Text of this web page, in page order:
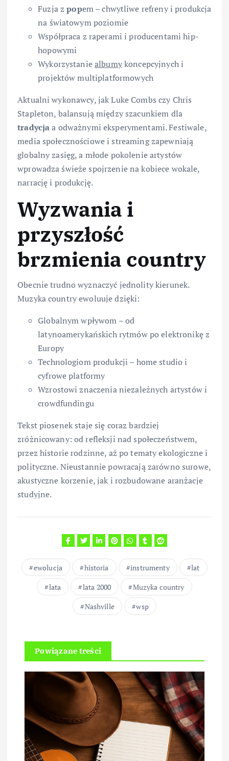
Fuzja zpopem – chwytliwe refreny i produkcja
na światowym poziomie
Współpraca z raperami i producentami hip-
hopowymi
Wykorzystaniealbumykoncepcyjnych i
projektów multiplatformowych
Aktualni wykonawcy, jak Luke Combs czy Chris
Stapleton, balansują między szacunkiem dla
tradycjaa odważnymi eksperymentami. Festiwale,
media społecznościowe i streaming zapewniają
globalny zasięg, a młode pokolenie artystów
wprowadza świeże spojrzenie na kobiece wokale,
narrację i produkcję.
Wyzwania i
przyszłość
brzmienia country
Obecnie trudno wyznaczyć jednolity kierunek.
Muzyka country ewoluuje dzięki:
Globalnym wpływom – od
latynoamerykańskich rytmów po elektronikę z
Europy
Technologiom produkcji – home studio i
cyfrowe platformy
Wzrostowi znaczenia niezależnych artystów i
crowdfundingu
Tekst piosenek staje się coraz bardziej
zróżnicowany: od refleksji nad społeczeństwem,
przez historie rodzinne, aż po tematy ekologiczne i
polityczne. Nieustannie powracają zarówno surowe,
akustyczne korzenie, jak i rozbudowane aranżacje
studyjne.
ewolucja historia instrumenty
lat
lata
lata 2000
Muzyka country
Nashville
wsp
Powiązane treści